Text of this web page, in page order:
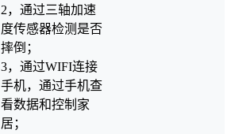
2，通过三轴加速
度传感器检测是否
摔倒；
3，通过WIFI连接
手机，通过手机查
看数据和控制家
居；